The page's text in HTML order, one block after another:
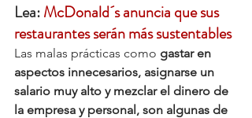
Lea: McDonald´s anuncia que sus
restaurantes serán más sustentables
Las malas prácticas como gastar en
aspectos innecesarios, asignarse un
salario muy alto y mezclar el dinero de
la empresa y personal, son algunas de